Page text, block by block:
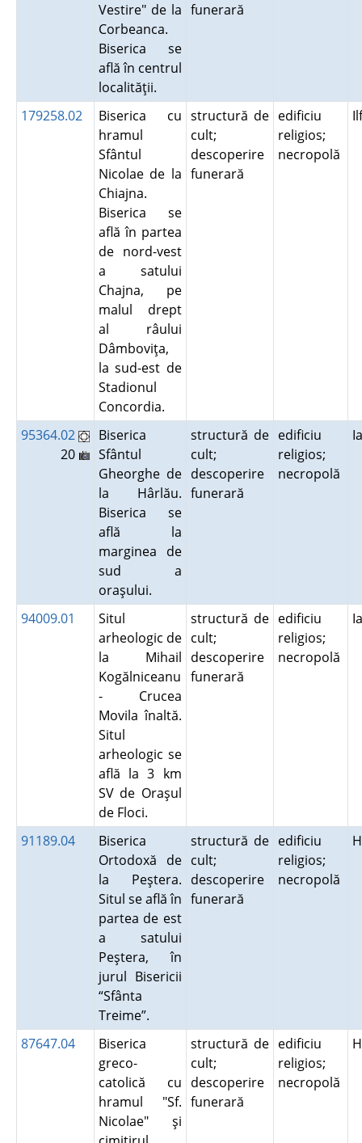
Vestire" de la
Corbeanca.
Biserica se
află în centrul
localităţii.
funerară
179258.02
Biserica cu
hramul
Sfântul
Nicolae de la
Chiajna.
Biserica se
află în partea
de nord-vest
a satului
Chajna, pe
malul drept
al râului
Dâmboviţa,
la sud-est de
Stadionul
Concordia.
structură de
cult;
descoperire
funerară
edificiu
religios;
necropolă
95364.02
20
Biserica
Sfântul
Gheorghe de
la Hârlău.
Biserica se
află la
marginea de
sud a
oraşului.
structură de
cult;
descoperire
funerară
edificiu
religios;
necropolă
94009.01
Situl
arheologic de
la Mihail
Kogălniceanu
- Crucea
Movila înaltă.
Situl
arheologic se
află la 3 km
SV de Oraşul
de Floci.
structură de
cult;
descoperire
funerară
edificiu
religios;
necropolă
91189.04
Biserica
Ortodoxă de
la Peştera.
Situl se află în
partea de est
a satului
Peştera, în
jurul Bisericii
“Sfânta
Treime”.
structură de
cult;
descoperire
funerară
edificiu
religios;
necropolă
87647.04
Biserica
greco-
catolică cu
hramul "Sf.
Nicolae" şi
structură de
cult;
descoperire
funerară
edificiu
religios;
necropolă